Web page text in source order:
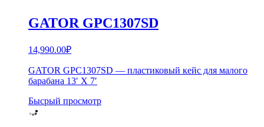
GATOR GPC1307SD
14,990.00₽
GATOR GPC1307SD — пластиковый кейс для малого
барабана 13′ X 7′
Бысрый просмотр